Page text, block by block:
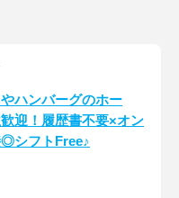
やハンバーグのホー
迎！履歴書不要×オン
シフトFree♪